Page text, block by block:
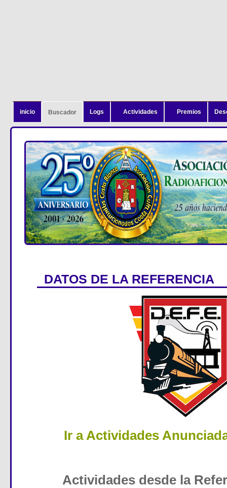
inicio Buscador Logs Actividades Premios
DATOS DE LA REFERENCIA
Ir a Actividades
Actividades desde la